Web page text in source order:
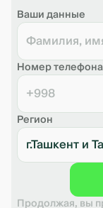
Ваши данные
Номер телефона
+998
Регион
г.Ташкент и
Продолжая, вы